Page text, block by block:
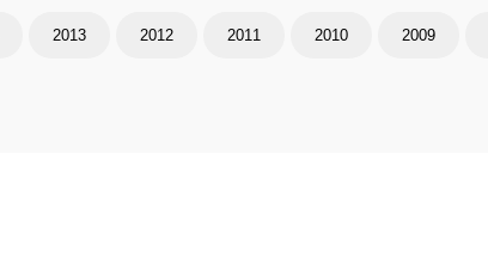
2013 2012 2011 2010 2009